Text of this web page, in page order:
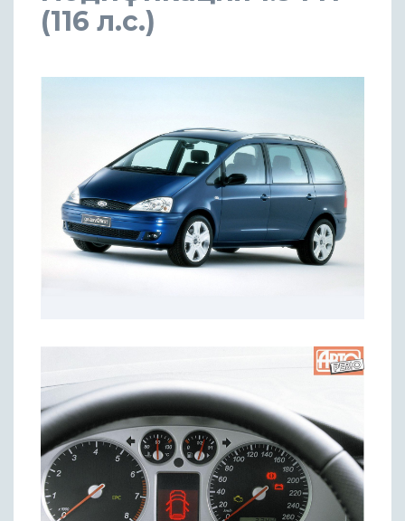
(116 л.с.)